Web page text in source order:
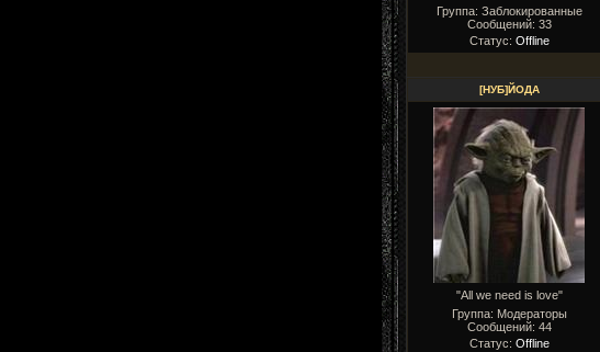
Группа: Заблокированные
Сообщений: 33
Статус: Offline
[НУБ]ЙОДА
"All we need is love"
Группа: Модераторы
Сообщений: 44
Статус: Offline